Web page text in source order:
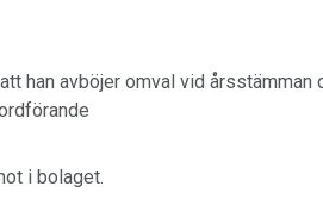
han avböjer omval vid årsstämman
i bolaget.